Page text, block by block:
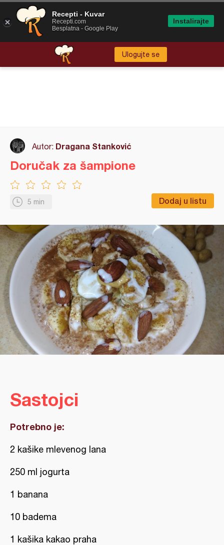
Ulogujte se
Autor: Dragana Stanković
5 min Dodaj u listu
Doručak za šampione
Sastojci
Potrebno je:
2 kašike mlevenog lana
250 ml jogurta
1 banana
10 badema
1 kašika kakao praha
Recepti - Kuvar
Recepti.com
Besplatna - Google Play
Instalirajte